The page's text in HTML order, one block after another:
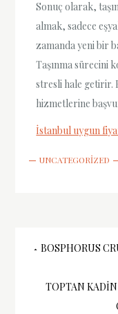
Sonuç olarak,
almak, sadece
zamanda yeni bir
Taşınma sürecini
stresli hale getirir.
hizmetlerine
İstanbul uygun
UNCATEGORIZED
Yazı
BOSPHORUS
TOPTAN